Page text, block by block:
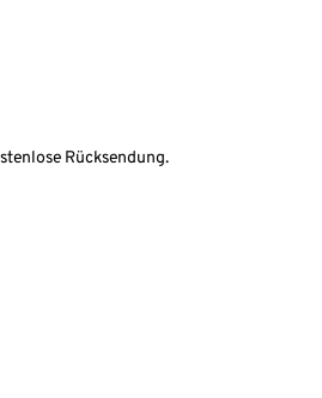
Rücksendung.